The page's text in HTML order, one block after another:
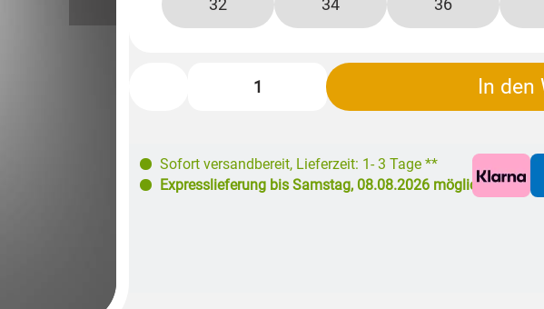
32 34 36
In den
Sofort versandbereit, Lieferzeit: 1- 3 Tage **
Expresslieferung bis Samstag, 08.08.2026 möglich